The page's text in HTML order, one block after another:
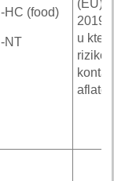
-HC (food)
-NT
(EU)
2019/
u
riziko